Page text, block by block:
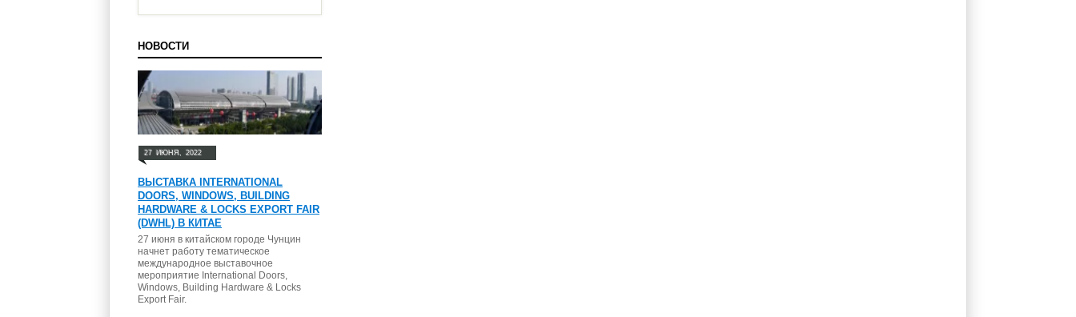
НОВОСТИ
27 ИЮНЯ, 2022
ВЫСТАВКА INTERNATIONAL
DOORS, WINDOWS, BUILDING
HARDWARE & LOCKS EXPORT FAIR
(DWHL) В КИТАЕ
27 июня в китайском городе Чунцин
начнет работу тематическое
международное выставочное
мероприятие International Doors,
Windows, Building Hardware & Locks
Export Fair.